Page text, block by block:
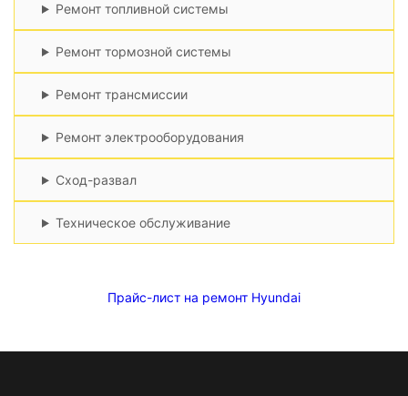
Ремонт топливной системы
Ремонт тормозной системы
Ремонт трансмиссии
Ремонт электрооборудования
Сход-развал
Техническое обслуживание
Прайс-лист на ремонт Hyundai